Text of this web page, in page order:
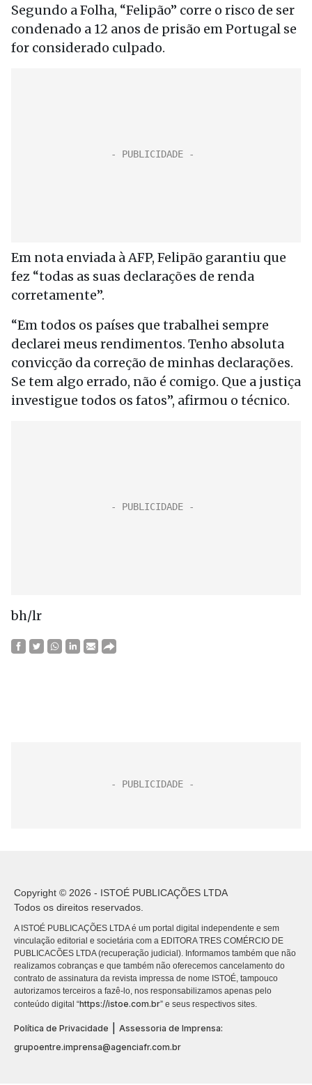
Segundo a Folha, “Felipão” corre o risco de ser
condenado a 12 anos de prisão em Portugal se
for considerado culpado.
Em nota enviada à AFP, Felipão garantiu que
fez “todas as suas declarações de renda
corretamente”.
“Em todos os países que trabalhei sempre
declarei meus rendimentos. Tenho absoluta
convicção da correção de minhas declarações.
Se tem algo errado, não é comigo. Que a justiça
investigue todos os fatos”, afirmou o técnico.
bh/lr
Copyright © 2026 - ISTOÉ PUBLICAÇÕES LTDA
Todos os direitos reservados.
A ISTOÉ PUBLICAÇÕES LTDA é um portal digital independente e sem
vinculação editorial e societária com a EDITORA TRES COMÉRCIO DE
PUBLICACÕES LTDA (recuperação judicial). Informamos também que não
realizamos cobranças e que também não oferecemos cancelamento do
contrato de assinatura da revista impressa de nome ISTOÉ, tampouco
autorizamos terceiros a fazê-lo, nos responsabilizamos apenas pelo
conteúdo digital “https://istoe.com.br” e seus respectivos sites.
Política de Privacidade
Assessoria de Imprensa:
grupoentre.imprensa@agenciafr.com.br